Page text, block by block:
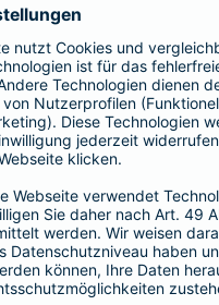
oder Köln (A1)
oder Essen